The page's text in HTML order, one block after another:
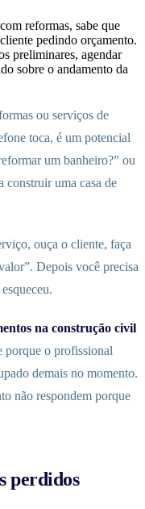
reformas, sabe que
pedindo orçamento.
preliminares, agendar
sobre o andamento da
ou serviços de
toca, é um potencial
um banheiro?” ou
construir uma casa de
ouça o cliente, faça
Depois você precisa
na construção civil
o profissional
demais no momento.
não respondem porque
perdidos